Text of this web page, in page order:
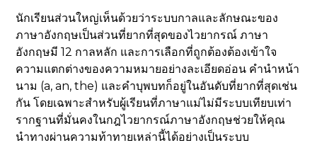
นักเรียนส่วนใหญ่เห็นด้วยว่าระบบกาลและลักษณะของ
ภาษาอังกฤษเป็นส่วนที่ยากที่สุดของไวยากรณ์ ภาษา
อังกฤษมี 12 กาลหลัก และการเลือกที่ถูกต้องต้องเข้าใจ
ความแตกต่างของความหมายอย่างละเอียดอ่อน คำนำหน้า
นาม (a, an, the) และคำบุพบทก็อยู่ในอันดับที่ยากที่สุดเช่น
กัน โดยเฉพาะสำหรับผู้เรียนที่ภาษาแม่ไม่มีระบบเทียบเท่า
รากฐานที่มั่นคงในกฎไวยากรณ์ภาษาอังกฤษช่วยให้คุณ
นำทางผ่านความท้าทายเหล่านี้ได้อย่างเป็นระบบ